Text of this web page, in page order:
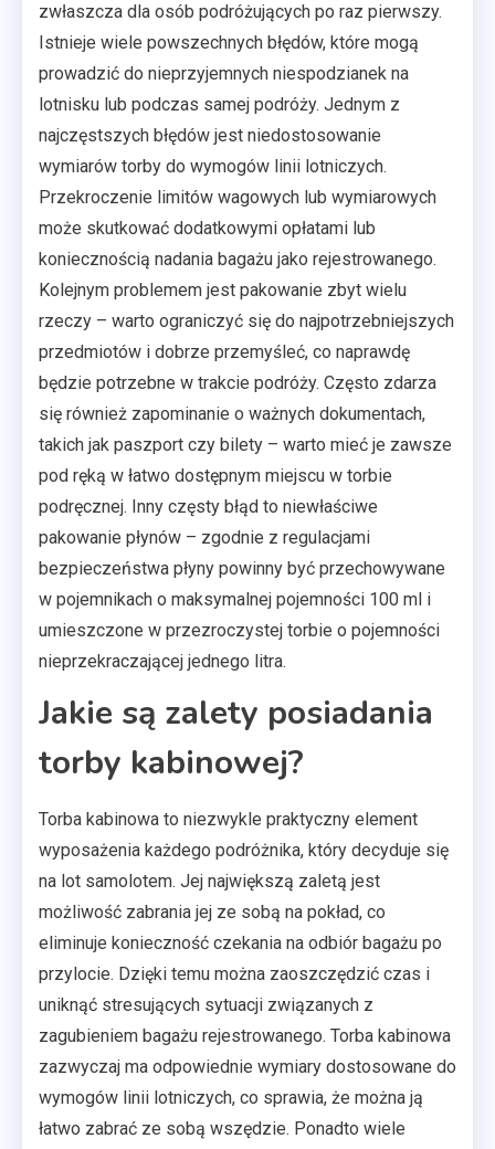
zwłaszcza dla osób podróżujących po raz pierwszy.
Istnieje wiele powszechnych błędów, które mogą
prowadzić do nieprzyjemnych niespodzianek na
lotnisku lub podczas samej podróży. Jednym z
najczęstszych błędów jest niedostosowanie
wymiarów torby do wymogów linii lotniczych.
Przekroczenie limitów wagowych lub wymiarowych
może skutkować dodatkowymi opłatami lub
koniecznością nadania bagażu jako rejestrowanego.
Kolejnym problemem jest pakowanie zbyt wielu
rzeczy – warto ograniczyć się do najpotrzebniejszych
przedmiotów i dobrze przemyśleć, co naprawdę
będzie potrzebne w trakcie podróży. Często zdarza
się również zapominanie o ważnych dokumentach,
takich jak paszport czy bilety – warto mieć je zawsze
pod ręką w łatwo dostępnym miejscu w torbie
podręcznej. Inny częsty błąd to niewłaściwe
pakowanie płynów – zgodnie z regulacjami
bezpieczeństwa płyny powinny być przechowywane
w pojemnikach o maksymalnej pojemności 100 ml i
umieszczone w przezroczystej torbie o pojemności
nieprzekraczającej jednego litra.
Jakie są zalety posiadania
torby kabinowej?
Torba kabinowa to niezwykle praktyczny element
wyposażenia każdego podróżnika, który decyduje się
na lot samolotem. Jej największą zaletą jest
możliwość zabrania jej ze sobą na pokład, co
eliminuje konieczność czekania na odbiór bagażu po
przylocie. Dzięki temu można zaoszczędzić czas i
uniknąć stresujących sytuacji związanych z
zagubieniem bagażu rejestrowanego. Torba kabinowa
zazwyczaj ma odpowiednie wymiary dostosowane do
wymogów linii lotniczych, co sprawia, że można ją
łatwo zabrać ze sobą wszędzie. Ponadto wiele